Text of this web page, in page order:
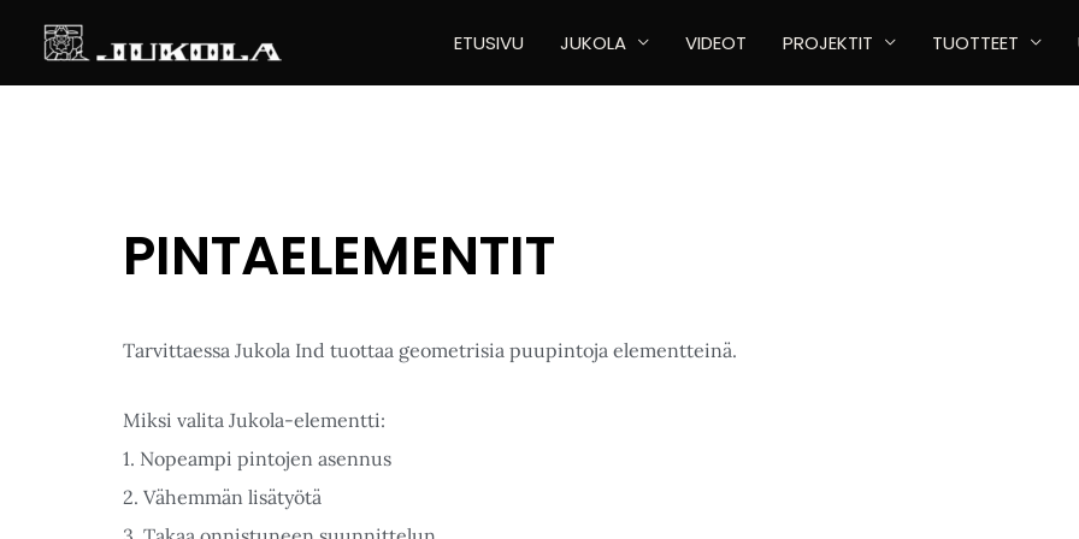
SISÄLTÖÖN
ETUSIVU JUKOLA VIDEOT PROJEKTIT TUOTTEET
PINTAELEMENTIT
Tarvittaessa Jukola Ind tuottaa geometrisia puupintoja elementteinä.
Miksi valita Jukola-elementti:
1. Nopeampi pintojen asennus
2. Vähemmän lisätyötä